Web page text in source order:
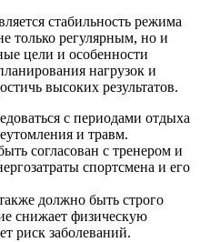
стабильность режима
только регулярным, но и
цели и особенности
нагрузок и
высоких результатов.
с периодами отдыха
и травм.
согласован с тренером и
спортсмена и его
должно быть строго
снижает физическую
риск заболеваний.